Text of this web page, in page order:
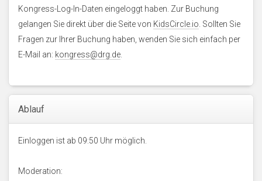
Kongress-Log-In-Daten eingeloggt haben. Zur Buchung
gelangen Sie direkt über die Seite von KidsCircle.io . Sollten Sie
Fragen zur Ihrer Buchung haben, wenden Sie sich einfach per
E-Mail an: kongress@drg.de
Ablauf
Einloggen ist ab 09:50 Uhr möglich.
Moderation: